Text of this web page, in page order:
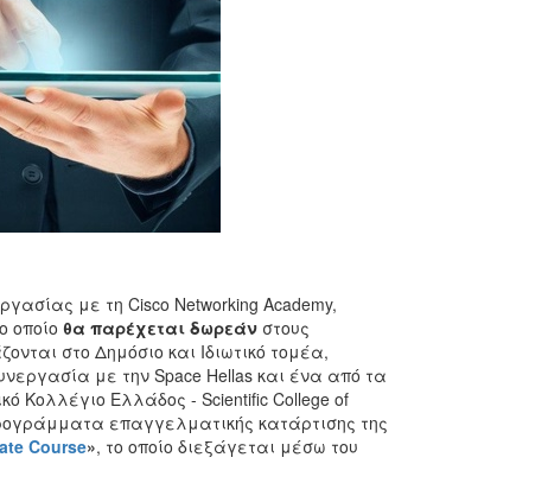
με τη Cisco Networking Academy,
οποίο θα παρέχεται δωρεάνστους
στο Δημόσιο και Ιδιωτικό τομέα,
με την Space Hellas και ένα από τα
Κολλέγιο Ελλάδος - Scientific College of
επαγγελματικής κατάρτισης της
Course», το οποίο διεξάγεται μέσω του